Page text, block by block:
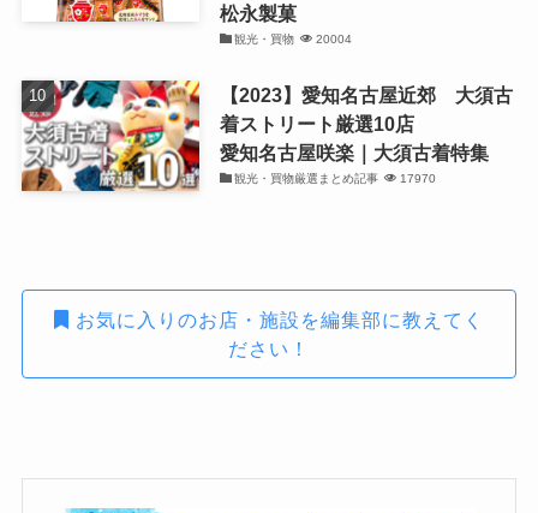
松永製菓
観光・買物 20004
【2023】愛知名古屋近郊 大須古
着ストリート厳選10店
愛知名古屋咲楽｜大須古着特集
観光・買物厳選まとめ記事 17970
お気に入りのお店・施設を編集部に教えてく
ださい！